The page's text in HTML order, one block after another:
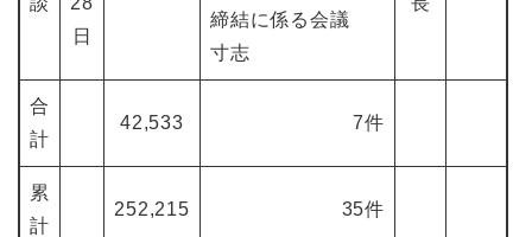
日
締結に係る会議
寸志
合
計
42,533 7件
累
計
252,215 35件